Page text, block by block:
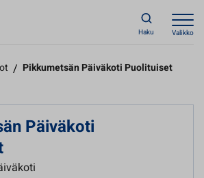
Haku Valikko
/ Pikkumetsän Päiväkoti Puolituiset
Päiväkoti